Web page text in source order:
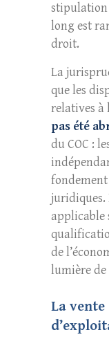
stipulation
long est
droit.
La
que les
relatives à
pas été
du COC :
fondement
applicable
de
lumière de
La